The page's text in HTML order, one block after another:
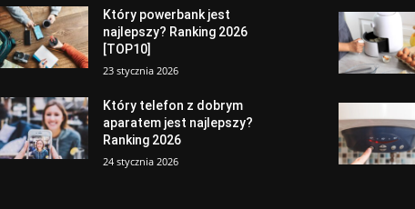
Który powerbank jest
najlepszy? Ranking 2026
[TOP10]
23 stycznia 2026
Który telefon z dobrym
aparatem jest najlepszy?
Ranking 2026
24 stycznia 2026